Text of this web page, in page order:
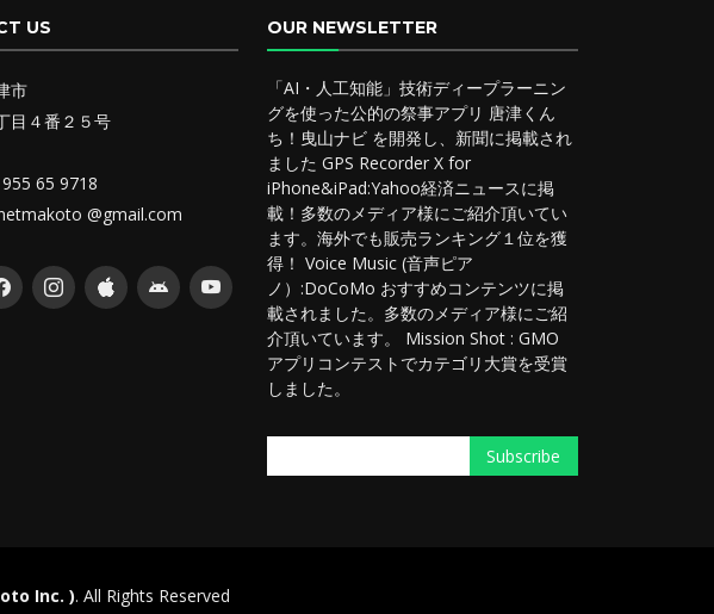
US
市
目４番２５号
65 9718
@gmail.com
OUR NEWSLETTER
「AI・人工知能」技術ディープラーニン
グを使った公的の祭事アプリ 唐津くん
ち！曳山ナビ を開発し、新聞に掲載され
ました GPS Recorder X for
iPhone&iPad:Yahoo経済ニュースに掲
載！多数のメディア様にご紹介頂いてい
ます。海外でも販売ランキング１位を獲
得！ Voice Music (音声ピア
ノ）:DoCoMo おすすめコンテンツに掲
載されました。多数のメディア様にご紹
介頂いています。 Mission Shot : GMO
アプリコンテストでカテゴリ大賞を受賞
しました。
Inc. ). All Rights Reserved